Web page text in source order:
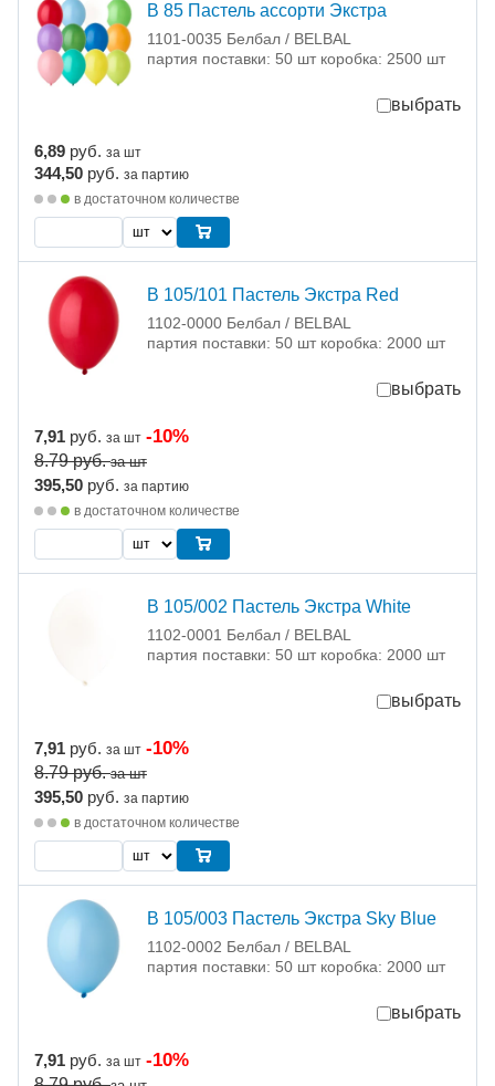
В 85 Пастель ассорти Экстра
1101-0035 Белбал / BELBAL
партия поставки: 50 шт коробка: 2500 шт
выбрать
6,89 руб. за шт
344,50 руб. за партию
в достаточном количестве
В 105/101 Пастель Экстра Red
1102-0000 Белбал / BELBAL
партия поставки: 50 шт коробка: 2000 шт
выбрать
7,91 руб. за шт -10%
8.79руб. за шт
395,50 руб. за партию
в достаточном количестве
В 105/002 Пастель Экстра White
1102-0001 Белбал / BELBAL
партия поставки: 50 шт коробка: 2000 шт
выбрать
7,91 руб. за шт -10%
8.79руб. за шт
395,50 руб. за партию
в достаточном количестве
В 105/003 Пастель Экстра Sky Blue
1102-0002 Белбал / BELBAL
партия поставки: 50 шт коробка: 2000 шт
выбрать
7,91 руб. за шт -10%